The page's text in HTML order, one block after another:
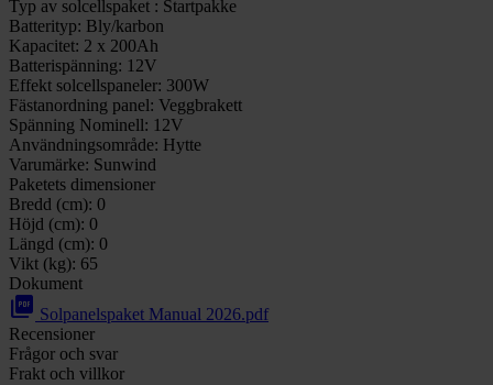
Typ av solcellspaket : Startpakke
Batterityp: Bly/karbon
Kapacitet: 2 x 200Ah
Batterispänning: 12V
Effekt solcellspaneler: 300W
Fästanordning panel: Veggbrakett
Spänning Nominell: 12V
Användningsområde: Hytte
Varumärke: Sunwind
Paketets dimensioner
Bredd (cm): 0
Höjd (cm): 0
Längd (cm): 0
Vikt (kg): 65
Dokument
picture_as_pdf Solpanelspaket Manual 2026.pdf
Recensioner
Frågor och svar
Frakt och villkor